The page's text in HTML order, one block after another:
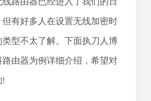
有好多人在设置无线加密时
型不太了解。下面执刀人博
由器为例详细介绍，希望对
!